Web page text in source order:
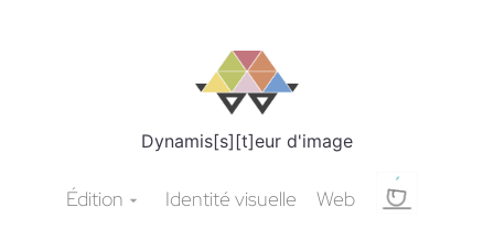
Dynamis[s][t]eur d'image
Édition Identité visuelle Web